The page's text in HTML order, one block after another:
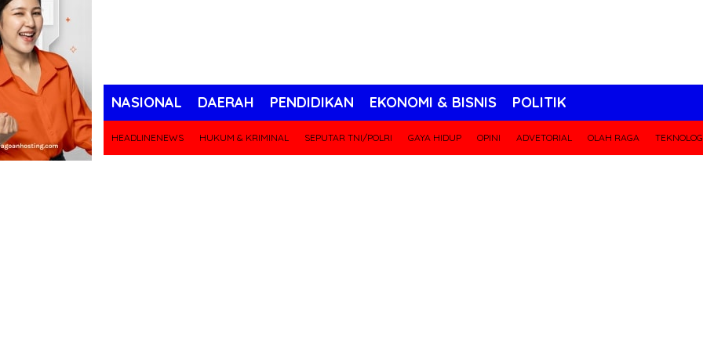
NASIONAL DAERAH PENDIDIKAN EKONOMI & BISNIS POLITIK
HEADLINENEWS HUKUM & KRIMINAL SEPUTAR TNI/POLRI GAYA HIDUP OPINI ADVETORIAL OLAH RAGA